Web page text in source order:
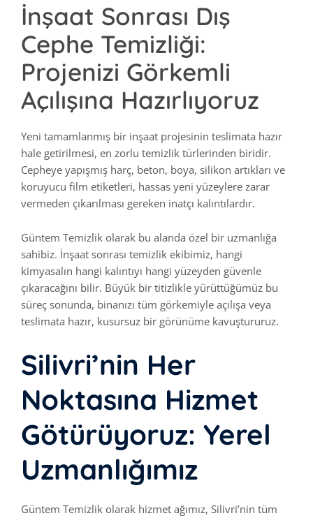
İnşaat Sonrası Dış
Cephe Temizliği:
Projenizi Görkemli
Açılışına Hazırlıyoruz
Yeni tamamlanmış bir inşaat projesinin teslimata hazır
hale getirilmesi, en zorlu temizlik türlerinden biridir.
Cepheye yapışmış harç, beton, boya, silikon artıkları ve
koruyucu film etiketleri, hassas yeni yüzeylere zarar
vermeden çıkarılması gereken inatçı kalıntılardır.
Güntem Temizlik olarak bu alanda özel bir uzmanlığa
sahibiz. İnşaat sonrası temizlik ekibimiz, hangi
kimyasalın hangi kalıntıyı hangi yüzeyden güvenle
çıkaracağını bilir. Büyük bir titizlikle yürüttüğümüz bu
süreç sonunda, binanızı tüm görkemiyle açılışa veya
teslimata hazır, kusursuz bir görünüme kavuştururuz.
Silivri’nin Her
Noktasına Hizmet
Götürüyoruz: Yerel
Uzmanlığımız
Güntem Temizlik olarak hizmet ağımız, Silivri’nin tüm